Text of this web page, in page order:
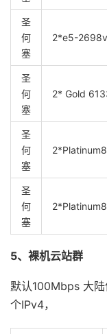
圣
何
塞
2*e5-
圣
何
塞
2* Gold
圣
何
塞
圣
何
塞
5、裸机云站群
默认100Mbps 大
个IPv4，